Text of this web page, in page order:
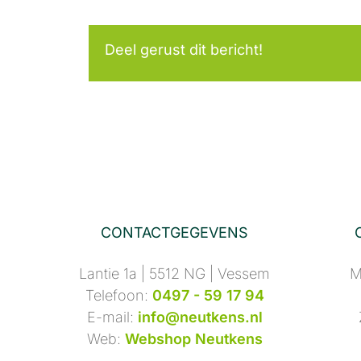
Deel gerust dit bericht!
CONTACTGEGEVENS
Lantie 1a | 5512 NG | Vessem
Telefoon: 0497 - 59 17 94
E-mail: info@neutkens.nl
Web: Webshop Neutkens